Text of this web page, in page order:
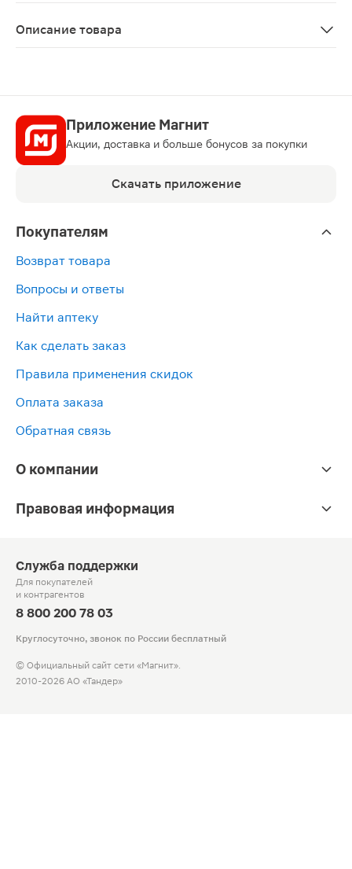
Описание товара
Приложение Магнит
Акции, доставка и больше бонусов за покупки
Скачать приложение
Покупателям
Возврат товара
Вопросы и ответы
Найти аптеку
Как сделать заказ
Правила применения скидок
Оплата заказа
Обратная связь
О компании
Правовая информация
Служба поддержки
Для покупателей
и контрагентов
8 800 200 78 03
Круглосуточно, звонок по России бесплатный
© Официальный сайт сети «Магнит».
2010-2026 АО «Тандер»